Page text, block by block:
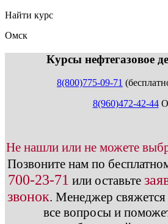
Найти курс
Омск
Курсы нефтегазовое
8(800)775-09-71
8(960)472-42-44
Не нашли или не можете
Позвоните нам по
700-23-71 или оставьте
звонок. Менеджер свяжется
все вопросы и